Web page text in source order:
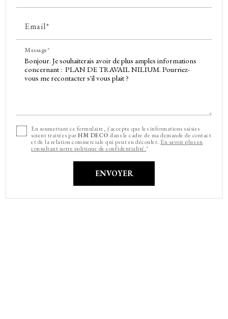
Email*
Message*
En soumettant ce formulaire, j'accepte que les informations saisies
soient traitées parHM DECO dans le cadre de ma demande de contact
et de la relation commerciale qui peut en découler. En savoir plus en
consultant notre politique de confidentialité.*